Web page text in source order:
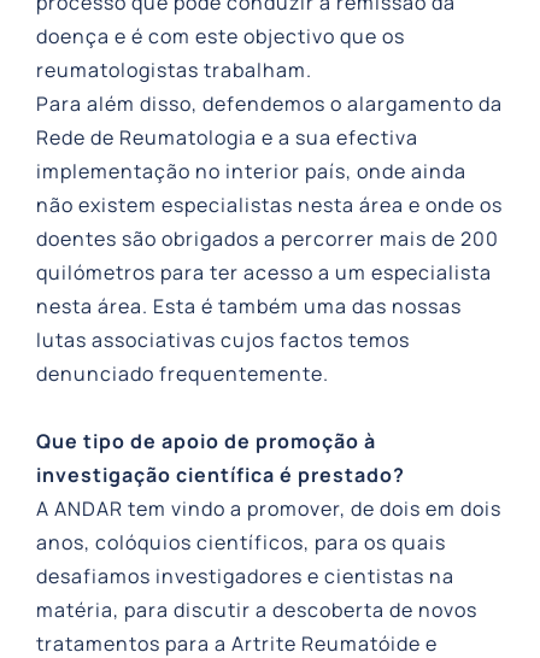
doença e é com este objectivo que os
reumatologistas trabalham.
Para além disso, defendemos o alargamento da
Rede de Reumatologia e a sua efectiva
implementação no interior país, onde ainda
não existem especialistas nesta área e onde os
doentes são obrigados a percorrer mais de 200
quilómetros para ter acesso a um especialista
nesta área. Esta é também uma das nossas
lutas associativas cujos factos temos
denunciado frequentemente.
Que tipo de apoio de promoção à
investigação científica é prestado?
A ANDAR tem vindo a promover, de dois em dois
anos, colóquios científicos, para os quais
desafiamos investigadores e cientistas na
matéria, para discutir a descoberta de novos
tratamentos para a Artrite Reumatóide e